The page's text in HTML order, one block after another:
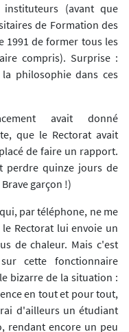
(avant que
de Formation des
1991 de former tous les
compris). Surprise :
philosophie dans ces
avait donné
que le Rectorat avait
de faire un rapport.
perdre quinze jours de
garçon !)
par téléphone, ne me
Rectorat lui envoie un
de chaleur. Mais c'est
cette fonctionnaire
bizarre de la situation :
en tout et pour tout,
d'ailleurs un étudiant
rendant encore un peu